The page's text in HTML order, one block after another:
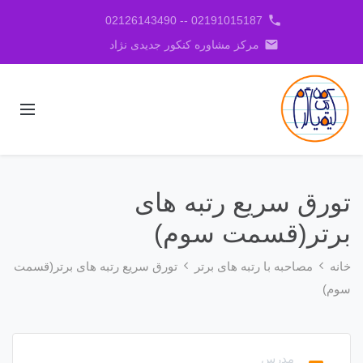
phone
02191015187 -- 02126143490
email مرکز مشاوره کنکور جدیدی نژاد
تورق سریع رتبه های
برتر(قسمت سوم)
خانه مصاحبه با رتبه های برتر
تورق سریع رتبه های برتر(قسمت
سوم)
مدرس